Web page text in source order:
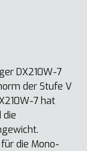
DX210W-7
der Stufe V
7 hat
die
die Mono-